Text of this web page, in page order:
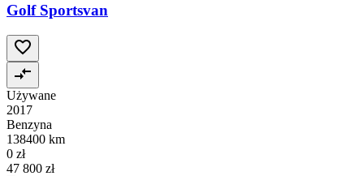
Golf Sportsvan
Używane
2017
Benzyna
138400 km
0 zł
47 800 zł